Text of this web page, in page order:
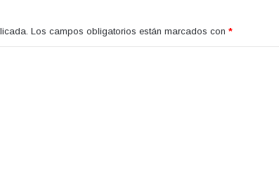
Los campos obligatorios están marcados con *